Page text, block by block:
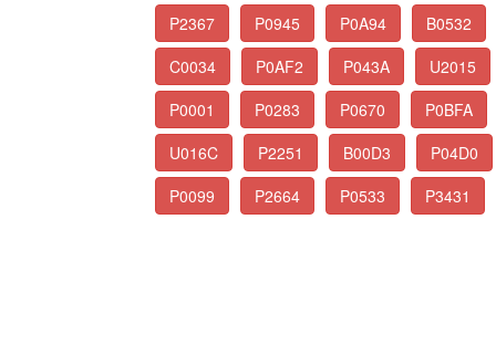
P2367 P0945 P0A94
B0532
C0034
P0AF2 P043A
U2015
P0001
P0283 P0670
P0BFA
U016C
P2251 B00D3
P04D0
P0099
P2664 P0533 P3431